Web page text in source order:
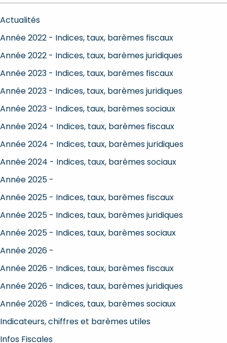
Actualités
Année 2022 - Indices, taux, barèmes fiscaux
Année 2022 - Indices, taux, barèmes juridiques
Année 2023 - Indices, taux, barèmes fiscaux
Année 2023 - Indices, taux, barèmes juridiques
Année 2023 - Indices, taux, barèmes sociaux
Année 2024 - Indices, taux, barèmes fiscaux
Année 2024 - Indices, taux, barèmes juridiques
Année 2024 - Indices, taux, barèmes sociaux
Année 2025 -
Année 2025 - Indices, taux, barèmes fiscaux
Année 2025 - Indices, taux, barèmes juridiques
Année 2025 - Indices, taux, barèmes sociaux
Année 2026 -
Année 2026 - Indices, taux, barèmes fiscaux
Année 2026 - Indices, taux, barèmes juridiques
Année 2026 - Indices, taux, barèmes sociaux
Indicateurs, chiffres et barèmes utiles
Infos Fiscales